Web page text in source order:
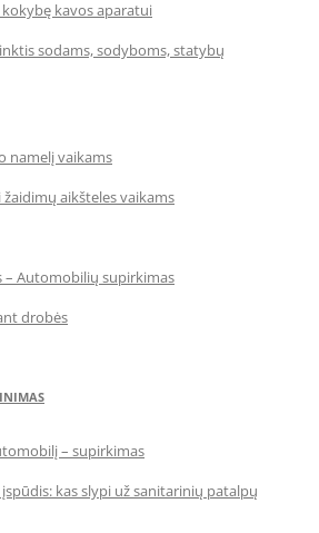
kavos aparatui
sodams, sodyboms, statybų
namelį vaikams
aikšteles vaikams
– Automobilių supirkimas
drobės
– supirkimas
kas slypi už sanitarinių patalpų